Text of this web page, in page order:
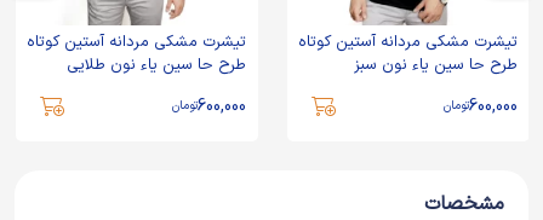
تیشرت مشکی مردانه آستین کوتاه
طرح حا سین یاء نون سبز
600,000تومان
تیشرت مشکی مردانه آستین کوتاه
طرح حا سین یاء نون طلایی
600,000تومان
مشخصات